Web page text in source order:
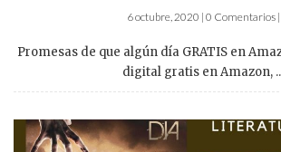
6 octubre, 2020 | 0 Comentarios |
Promesas de que algún día GRATIS en
digital gratis en Amazon,